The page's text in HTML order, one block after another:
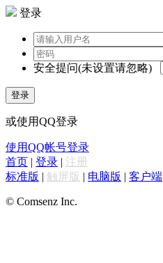
登录
安全提问(未设置请忽略)
登录
或使用QQ登录
使用QQ帐号登录
首页 | 登录 | 注册
标准版 | 触屏版 | 电脑版 | 客户端
© Comsenz Inc.